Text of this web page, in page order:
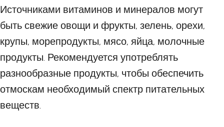
Источниками витаминов и минералов могут
быть свежие овощи и фрукты, зелень, орехи,
крупы, морепродукты, мясо, яйца, молочные
продукты. Рекомендуется употреблять
разнообразные продукты, чтобы обеспечить
отмоскам необходимый спектр питательных
веществ.